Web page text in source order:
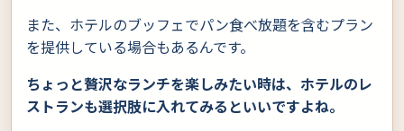
また、ホテルのブッフェでパン食べ放題を含むプラン
を提供している場合もあるんです。
ちょっと贅沢なランチを楽しみたい時は、ホテルのレ
ストランも選択肢に入れてみるといいですよね。